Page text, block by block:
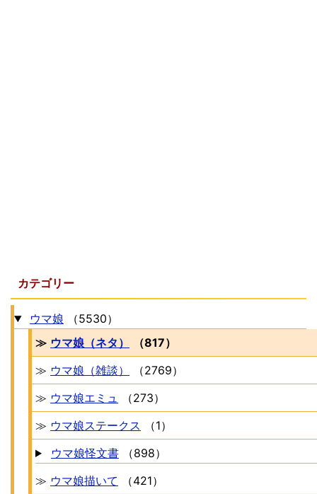
カテゴリー
ウマ娘
（5530）
≫ ウマ娘（ネタ）
（817）
≫ ウマ娘（雑談）
（2769）
≫ ウマ娘エミュ
（273）
≫ ウマ娘ステークス
（1）
ウマ娘怪文書
（898）
≫ ウマ娘描いて
（421）